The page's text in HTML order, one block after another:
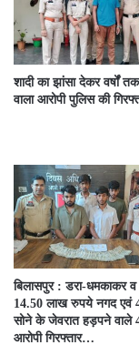
शादी का झांसा देकर वर्षों
वाला आरोपी पुलिस की
बिलासपुर : डरा-धमकाकर
14.50 लाख रुपये नगद एवं
सोने के जेवरात हड़पने वाले
आरोपी गिरफ्तार…